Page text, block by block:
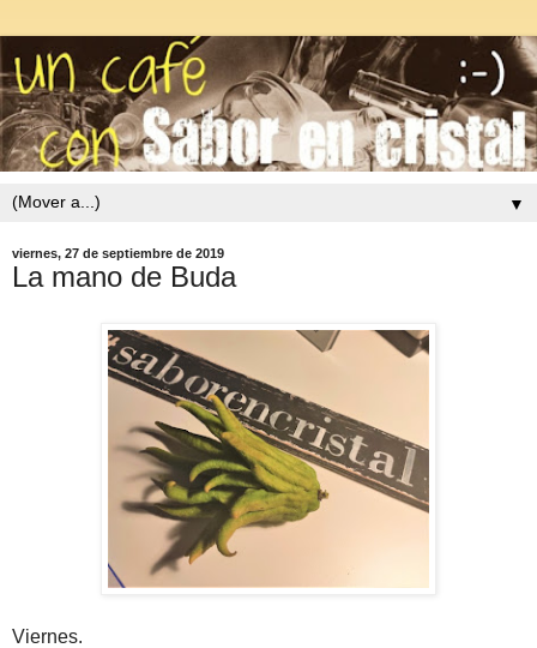
▼
viernes, 27 de septiembre de 2019
La mano de Buda
Viernes.